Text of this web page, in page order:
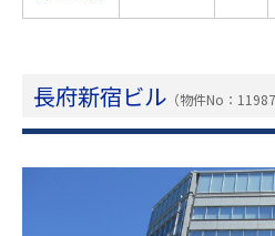
長府新宿ビル （物件No：